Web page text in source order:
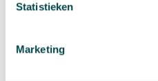
Statistieken
Marketing